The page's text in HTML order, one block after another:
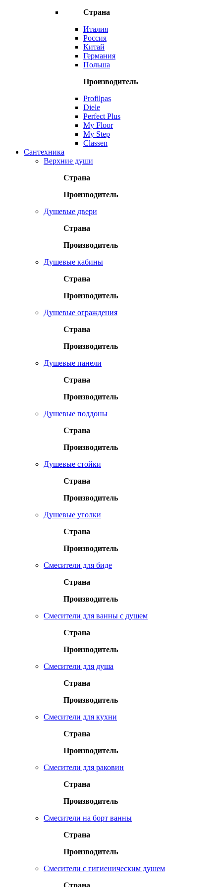
Страна
Италия
Россия
Китай
Германия
Польша
Производитель
Profilpas
Diele
Perfect Plus
My Floor
My Step
Classen
Сантехника
Верхние души
Страна
Производитель
Душевые двери
Страна
Производитель
Душевые кабины
Страна
Производитель
Душевые ограждения
Страна
Производитель
Душевые панели
Страна
Производитель
Душевые поддоны
Страна
Производитель
Душевые стойки
Страна
Производитель
Душевые уголки
Страна
Производитель
Смесители для биде
Страна
Производитель
Смесители для ванны с душем
Страна
Производитель
Смесители для душа
Страна
Производитель
Смесители для кухни
Страна
Производитель
Смесители для раковин
Страна
Производитель
Смесители на борт ванны
Страна
Производитель
Смесители с гигиеническим душем
Страна